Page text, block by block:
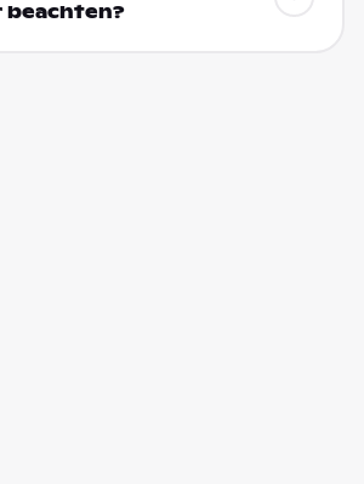
beachten?